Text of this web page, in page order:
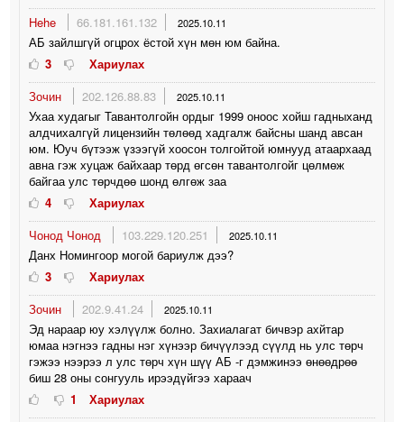
Hehe
66.181.161.132 2025.10.11
АБ зайлшгүй огцрох ёстой хүн мөн юм байна.
3
Хариулах
Зочин
202.126.88.83 2025.10.11
Ухаа худагыг Тавантолгойн ордыг 1999 оноос хойш гадныханд
алдчихалгүй лицензийн төлөөд хадгалж байсны шанд авсан
юм. Юуч бүтээж үзээгүй хоосон толгойтой юмнууд атаархаад
авна гэж хуцаж байхаар төрд өгсөн тавантолгойг цөлмөж
байгаа улс төрчдөө шонд өлгөж заа
4
Хариулах
Чонод Чонод
103.229.120.251 2025.10.11
Данх Номингоор могой бариулж дээ?
3
Хариулах
Зочин
202.9.41.24 2025.10.11
Эд нараар юу хэлүүлж болно. Захиалагат бичвэр ахйтар
юмаа нэгнээ гадны нэг хүнээр бичүүлээд сүүлд нь улс төрч
гэжээ нээрээ л улс төрч хүн шүү АБ -г дэмжинээ өнөөдрөө
биш 28 оны сонгууль ирээдүйгээ хараач
1
Хариулах